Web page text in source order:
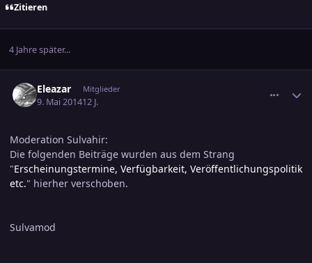
Zitieren
4 Jahre später...
Eleazar Mitglieder
9. Mai 201412 J.
Moderation Sulvahir:
Die folgenden Beiträge wurden aus dem Strang
"Erscheinungstermine, Verfügbarkeit, Veröffentlichungspolitik
etc." hierher verschoben.
Sulvamod